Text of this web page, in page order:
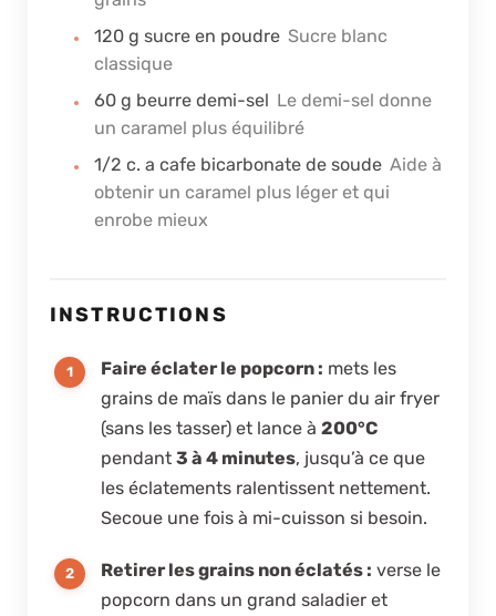
120 g sucre en poudre Sucre blanc
classique
60 g beurre demi-sel Le demi-sel donne
un caramel plus équilibré
1/2 c. a cafe bicarbonate de soude Aide à
obtenir un caramel plus léger et qui
enrobe mieux
INSTRUCTIONS
Faire éclater le popcorn : mets les
grains de maïs dans le panier du air fryer
(sans les tasser) et lance à 200°C
pendant 3 à 4 minutes, jusqu’à ce que
les éclatements ralentissent nettement.
Secoue une fois à mi-cuisson si besoin.
Retirer les grains non éclatés : verse le
popcorn dans un grand saladier et